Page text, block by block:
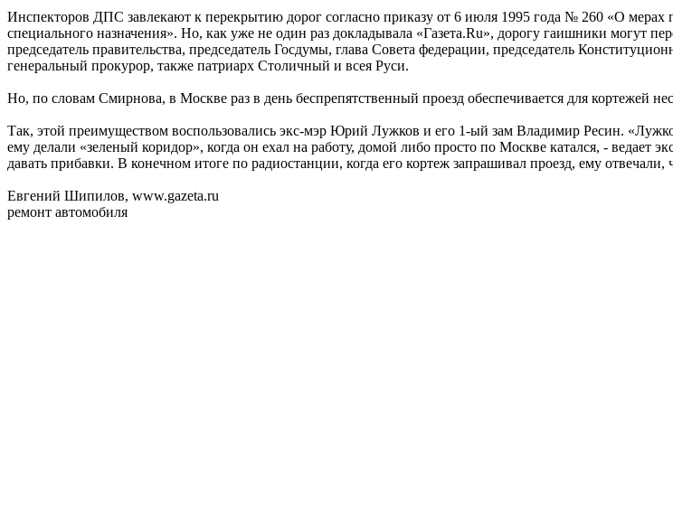
Инспекторов ДПС завлекают к перекрытию дорог согласно приказу от 6 июля 1995 года № 260 «О мерах
специального назначения». Но, как уже не один раз докладывала «Газета.Ru», дорогу гаишники могут
председатель правительства, председатель Госдумы, глава Совета федерации, председатель
генеральный прокурор, также патриарх Столичный и всея Руси.
Но, по словам Смирнова, в Москве раз в день беспрепятственный проезд обеспечивается для кортежей
Так, этой преимуществом воспользовались экс-мэр Юрий Лужков и его 1-ый зам Владимир Ресин.
ему делали «зеленый коридор», когда он ехал на работу, домой либо просто по Москве катался, -
давать прибавки. В конечном итоге по радиостанции, когда его кортеж запрашивал проезд, ему
Евгений Шипилов, www.gazeta.ru
ремонт автомобиля